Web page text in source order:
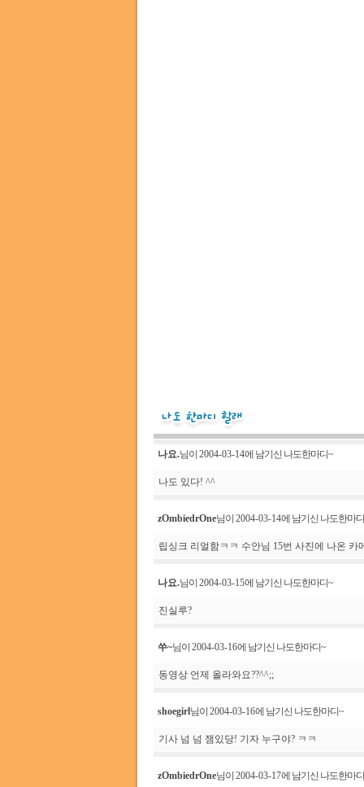
나요.님이 2004-03-14에 남기신 나도한마디~
나도 있다! ^^
zOmbiedrOne님이 2004-03-14에 남기신 나도한마
립싱크 리얼함ㅋㅋ 수안님 15번 사진에 나온 카
나요.님이 2004-03-15에 남기신 나도한마디~
진실루?
쑤~님이 2004-03-16에 남기신 나도한마디~
동영상 언제 올라와요??^^;;
shoegirl님이 2004-03-16에 남기신 나도한마디~
기사 넘 넘 잼있당! 기자 누구야? ㅋㅋ
zOmbiedrOne님이 2004-03-17에 남기신 나도한마